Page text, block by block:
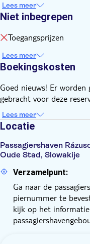
Lees meer
Niet inbegrepen
Toegangsprijzen
Lees meer
Boekingskosten
Goed nieuws! Er
gebracht voor deze
Lees meer
Locatie
Passagiershaven
Oude Stad, Slowakije
Verzamelpunt:
Ga naar de
piernummer te
kijk op het